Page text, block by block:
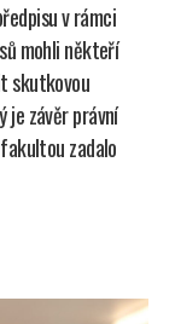
v rámci
mohli někteří
skutkovou
je závěr právní
zadalo